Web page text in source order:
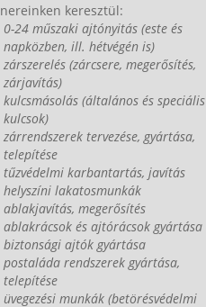
keresztül:
0-24 műszaki ajtónyitás (este és
napközben, ill. hétvégén is)
zárszerelés (zárcsere, megerősítés,
zárjavítás)
kulcsmásolás (általános és speciális
kulcsok)
zárrendszerek tervezése, gyártása,
telepítése
tűzvédelmi karbantartás, javítás
helyszíni lakatosmunkák
ablakjavítás, megerősítés
ablakrácsok és ajtórácsok gyártása
biztonsági ajtók gyártása
postaláda rendszerek gyártása,
telepítése
üvegezési munkák (betörésvédelmi